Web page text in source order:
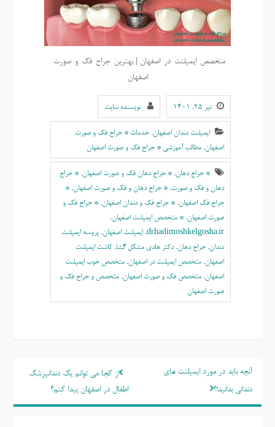
متخصص-ایمپلنت-در-اصفهان | بهترین-جراح-فک-و-صورت-
اصفهان
تیر ۲۵, ۱۴۰۱ نویسنده سایت
ایمپلنت دندان اصفهان, خدمات * جراح فک و صورت
اصفهان, مطالب آموزشی * جراح فک و صورت اصفهان
* جراح دهان, * جراح دهان فک و صورت اصفهان, * جراح
دهان و فک و صورت, * جراح دهان و فک و صورت اصفهان,
*
جراح فک اصفهان, * جراح فک و دندان اصفهان, * جراح فک و
صورت اصفهان, * متخصص ایمپلنت اصفهان,
drhadimoshkelgosha.ir
, ايمپلنت اصفهان, پروسه ایمپلنت
دندان, جراح دهان,دکتر هادی مشکل گشا,کاشت ایمپلنت
اصفهان, متخصص ایمپلنت در اصفهان, متخصص خوب ایمپلنت
اصفهان, متخصص فک و صورت اصفهان, متخصص و جراح فک و
صورت اصفهان
راهبری
نوشته
از کجا می توانم یک دندانپزشک
اطفال در اصفهان پیدا کنم؟
آنچه باید در مورد ایمپلنت های
دندانی بدانید!؟